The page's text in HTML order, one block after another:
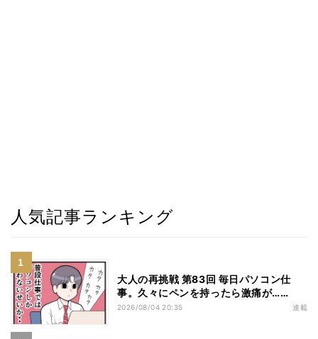
人気記事ランキング
大人の再挑戦 第83回 毎日パソコン仕
事。久々にペンを持ったら激痛が……
2026/08/04 20:35 連載